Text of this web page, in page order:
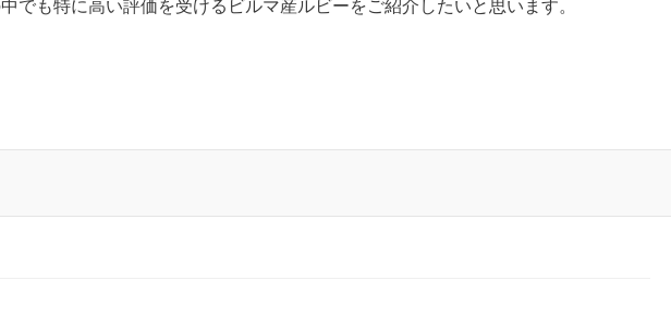
でも特に高い評価を受けるビルマ産ルビーをご紹介したいと思います。